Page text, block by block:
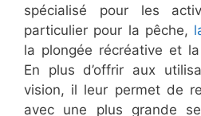
spécialisé pour les
particulier pour la pêche,
la plongée récréative et
En plus d’offrir aux
vision, il leur permet de
avec une plus grande